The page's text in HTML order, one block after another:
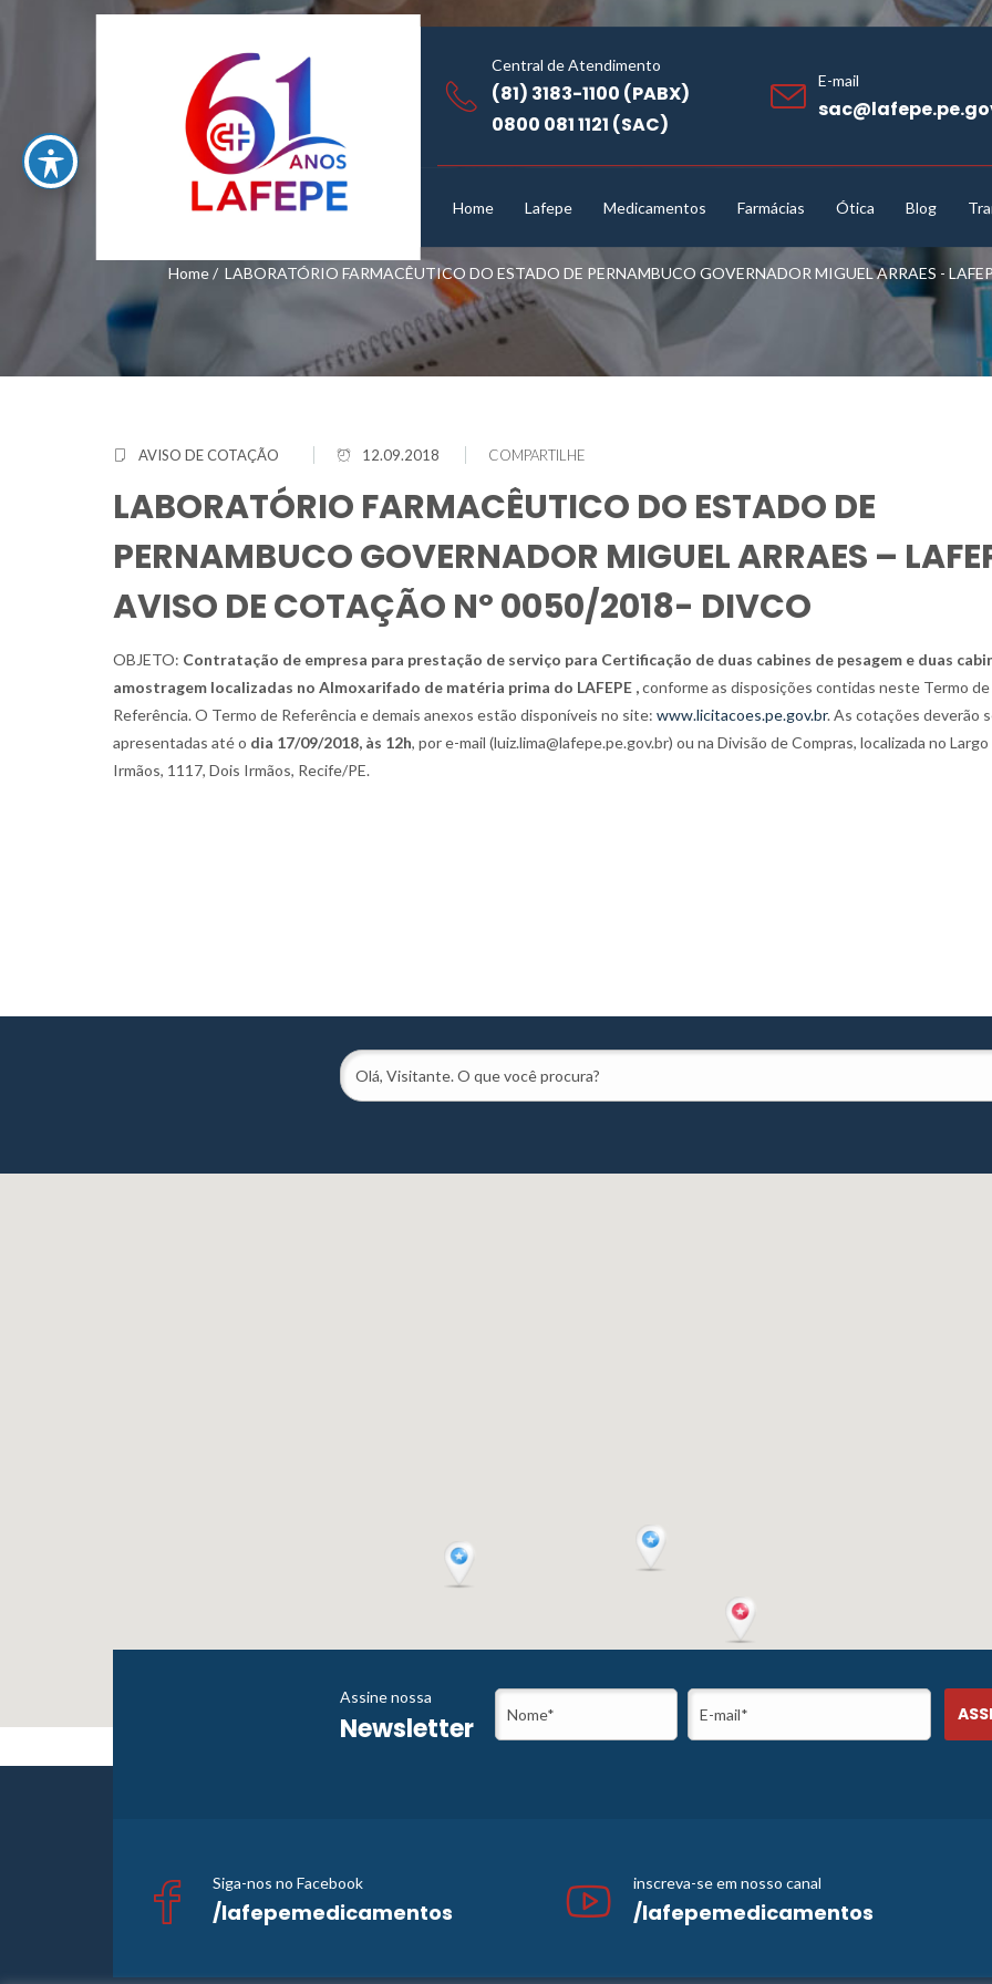
Central de Atendimento
(81) 3183-1100 (PABX)
0800 081 1121 (SAC)
E-mail
Home Lafepe Medicamentos Farmácias Ótica Blog
Home/ LABORATÓRIO FARMACÊUTICO DO ESTADO DE PERNAMBUCO GOVERNADOR MIGUEL ARRAES -
AVISO DE COTAÇÃO 12.09.2018 COMPARTILHE
LABORATÓRIO FARMACÊUTICO DO ESTADO DE
PERNAMBUCO GOVERNADOR MIGUEL ARRAES –
AVISO DE COTAÇÃO Nº 0050/2018- DIVCO
OBJETO: Contratação de empresa para prestação de serviço para Certificação de duas cabines de pesagem e duas
amostragem localizadas no Almoxarifado de matéria prima do LAFEPE ,conforme as disposições contidas neste Termo de
Referência. O Termo de Referência e demais anexos estão disponíveis no site: www.licitacoes.pe.gov.br. As cotações deverão
apresentadas até o dia 17/09/2018, às 12h, por e-mail (luiz.lima@lafepe.pe.gov.br) ou na Divisão de Compras, localizada no
Irmãos, 1117, Dois Irmãos, Recife/PE.
Assine nossa
Newsletter
Siga-nos no Facebook
/lafepemedicamentos
inscreva-se em nosso canal
/lafepemedicamentos